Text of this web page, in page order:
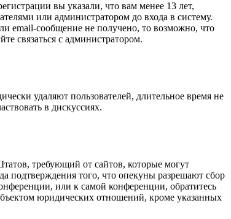
вы указали, что вам менее 13 лет,
или администратором до входа в систему.
email-сообщение не получено, то возможно, что
связаться с администратором.
удаляют пользователей, длительное время не
в дискуссиях.
требующий от сайтов, которые могут
подтверждения того, что опекуны разрешают сбор
или к самой конференции, обратитесь
юридических отношений, кроме указанных